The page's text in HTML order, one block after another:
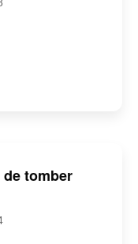
tomber